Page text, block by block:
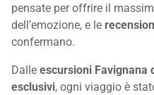
pensate per offrire il
dell’emozione, e le
confermano.
Dalle escursioni Favignana
esclusivi, ogni viaggio è